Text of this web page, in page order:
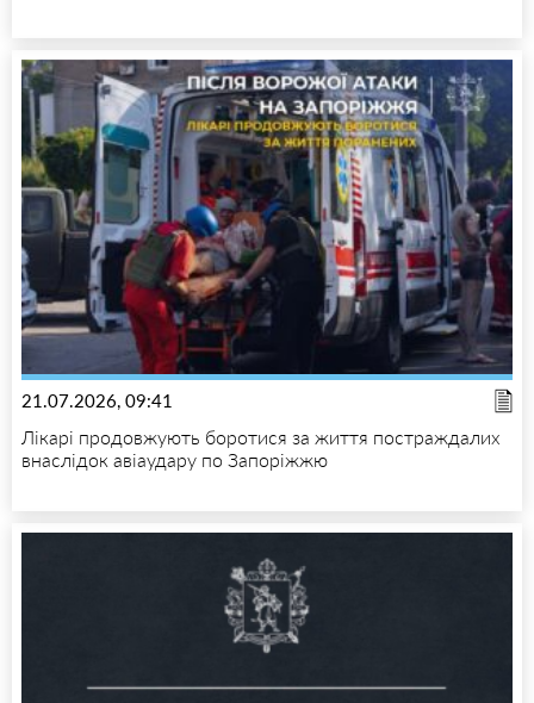
21.07.2026, 09:41
Лікарі продовжують боротися за життя постраждалих
внаслідок авіаудару по Запоріжжю